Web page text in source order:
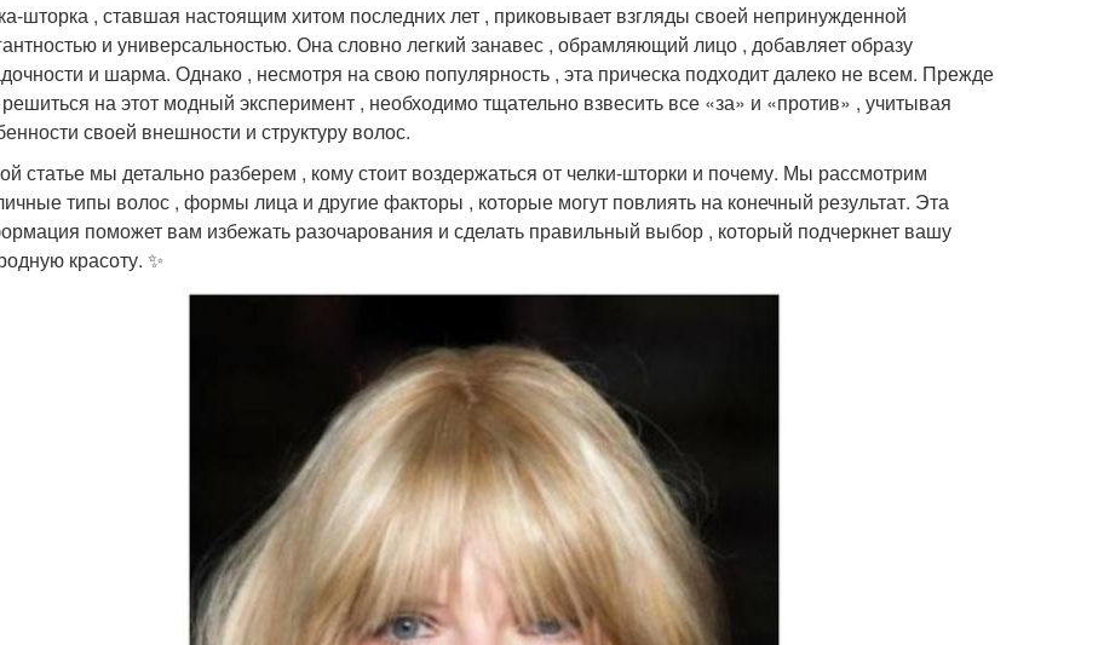
шторка , ставшая настоящим хитом последних лет , приковывает взгляды своей непринужденной
и универсальностью. Она словно легкий занавес , обрамляющий лицо , добавляет образу
и шарма. Однако , несмотря на свою популярность , эта прическа подходит далеко не всем. Прежде
на этот модный эксперимент , необходимо тщательно взвесить все «за» и «против» , учитывая
своей внешности и структуру волос.
статье мы детально разберем , кому стоит воздержаться от челки-шторки и почему. Мы рассмотрим
типы волос , формы лица и другие факторы , которые могут повлиять на конечный результат. Эта
поможет вам избежать разочарования и сделать правильный выбор , который подчеркнет вашу
красоту. ✨